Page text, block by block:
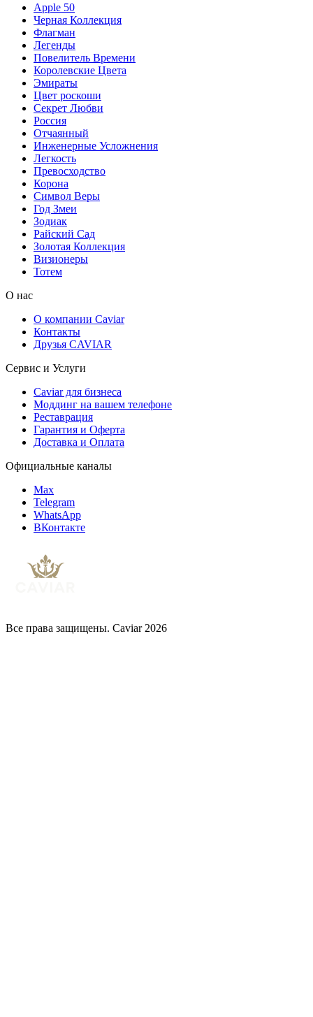
Apple 50
Черная Коллекция
Флагман
Легенды
Повелитель Времени
Королевские Цвета
Эмираты
Цвет роскоши
Секрет Любви
Россия
Отчаянный
Инженерные Усложнения
Легкость
Превосходство
Корона
Символ Веры
Год Змеи
Зодиак
Райский Сад
Золотая Коллекция
Визионеры
Тотем
О нас
О компании Caviar
Контакты
Друзья CAVIAR
Сервис и Услуги
Caviar для бизнеса
Моддинг на вашем телефоне
Реставрация
Гарантия и Оферта
Доставка и Оплата
Официальные каналы
Max
Telegram
WhatsApp
ВКонтакте
Все права защищены. Caviar 2026